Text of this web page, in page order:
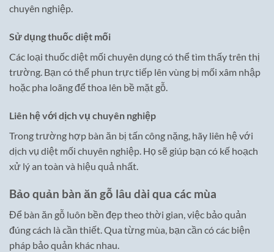
chuyên nghiệp.
Sử dụng thuốc diệt mối
Các loại thuốc diệt mối chuyên dụng có thể tìm thấy trên thị
trường. Bạn có thể phun trực tiếp lên vùng bị mối xâm nhập
hoặc pha loãng để thoa lên bề mặt gỗ.
Liên hệ với dịch vụ chuyên nghiệp
Trong trường hợp bàn ăn bị tấn công nặng, hãy liên hệ với
dịch vụ diệt mối chuyên nghiệp. Họ sẽ giúp bạn có kế hoạch
xử lý an toàn và hiệu quả nhất.
Bảo quản bàn ăn gỗ lâu dài qua các mùa
Để bàn ăn gỗ luôn bền đẹp theo thời gian, việc bảo quản
đúng cách là cần thiết. Qua từng mùa, bạn cần có các biện
pháp bảo quản khác nhau.